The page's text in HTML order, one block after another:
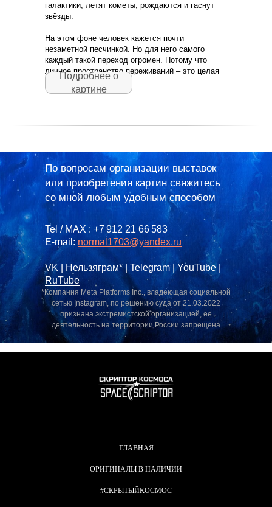
галактики, летят кометы, рождаются и гаснут
звёзды.
На этом фоне человек кажется почти
незаметной песчинкой. Но для него самого
каждый такой переход огромен. Потому что
личное пространство переживаний – это целая
Вселенная.
Подробнее о
картине
По вопросам организации выставок
или приобретения картин свяжитесь
со мной любым удобным способом
Tel / MAX : +7 912 21 66 583
E-mail: normal1703@yandex.ru
VK Нельзяграм* | Telegram |YouTube
RuTube
*Компания Meta Platforms Inc., владеющая социальной
сетью Instagram, по решению суда от 21.03.2022
признана экстремистской организацией, ее
деятельность на территории России запрещена
ГЛАВНАЯ
ОРИГИНАЛЫ В НАЛИЧИИ
#СКРЫТЫЙКОСМОС